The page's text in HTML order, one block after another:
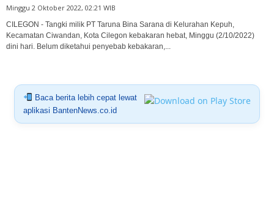
Minggu 2 Oktober 2022, 02:21 WIB
CILEGON - Tangki milik PT Taruna Bina Sarana di Kelurahan Kepuh,
Kecamatan Ciwandan, Kota Cilegon kebakaran hebat, Minggu (2/10/2022)
dini hari. Belum diketahui penyebab kebakaran,...
Baca berita lebih cepat lewat
aplikasi BantenNews.co.id